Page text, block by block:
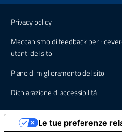
Sezione Link Utili
Privacy policy
Meccanismo di feedback per
utenti del sito
Piano di miglioramento del sito
Dichiarazione di accessibilità
Le tue preferenze